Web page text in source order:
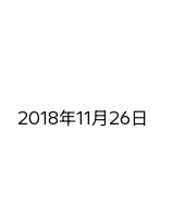
2018年11月26日